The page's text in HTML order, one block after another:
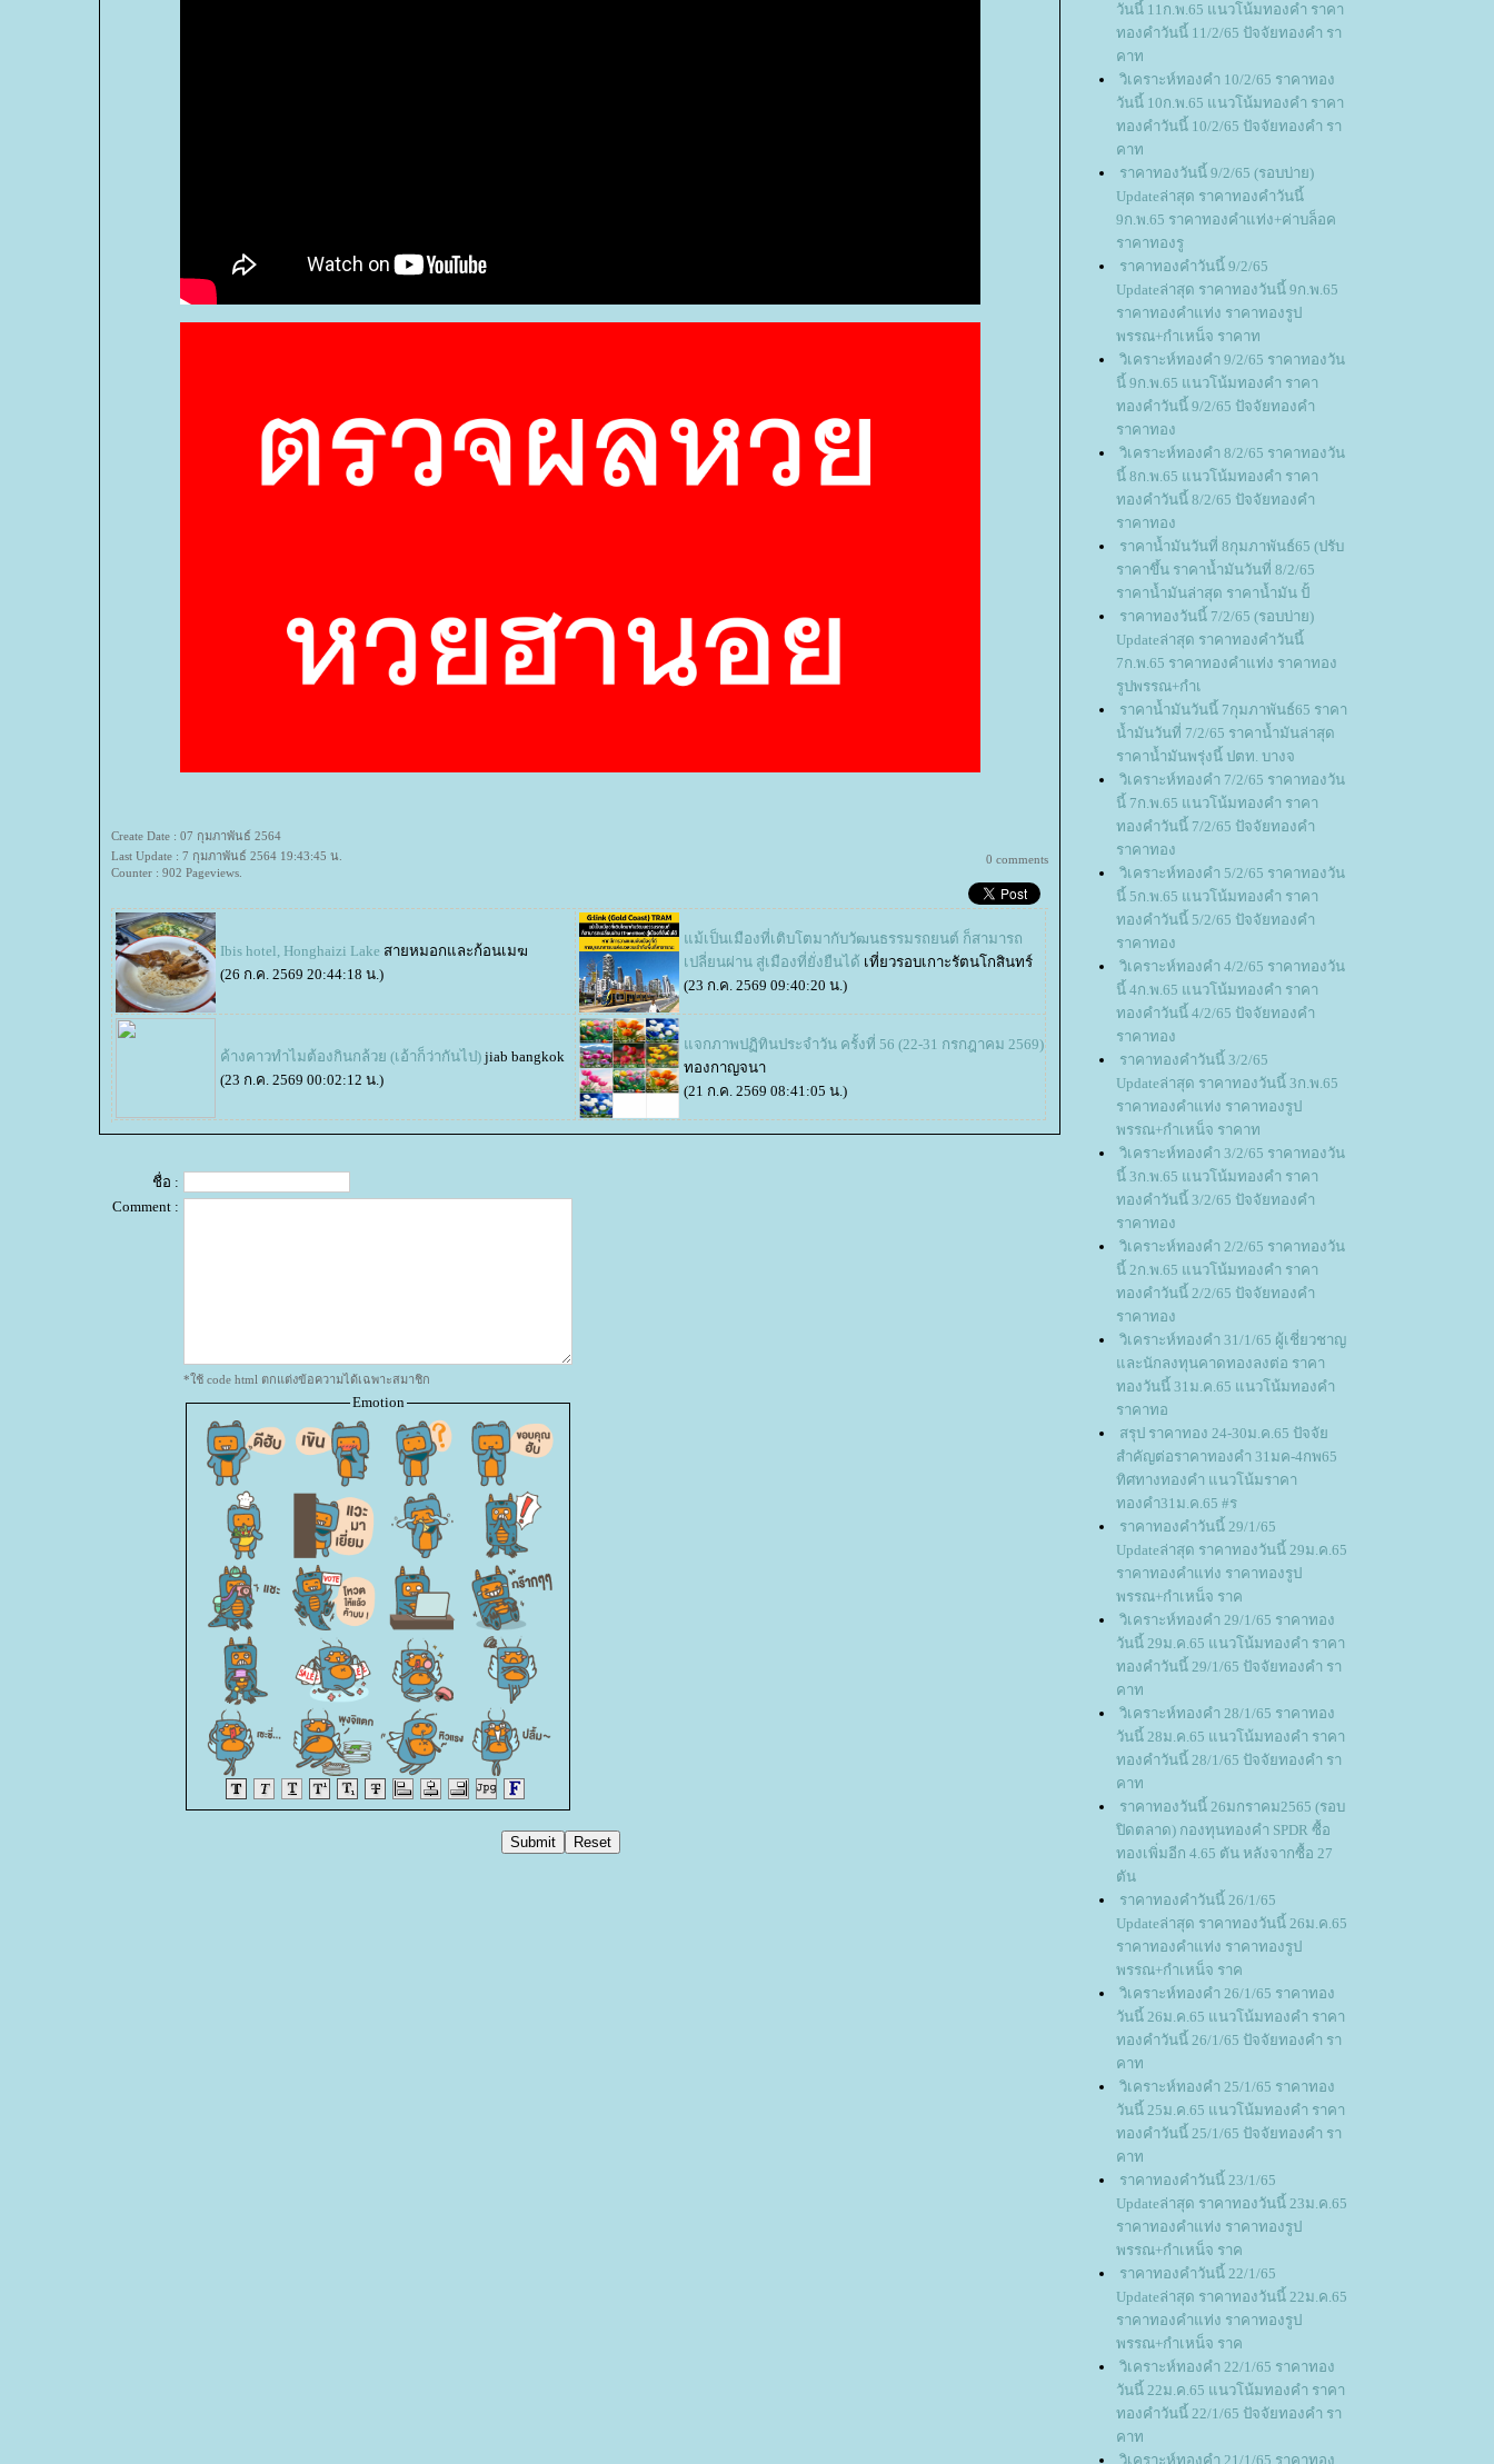
Create Date : 07 กุมภาพันธ์ 2564
Last Update : 7 กุมภาพันธ์ 2564 19:43:45 น.
Counter : 902 Pageviews.
0 comments
Ibis hotel, Honghaizi Lake สายหมอกและก้อนเมฆ
(26 ก.ค. 2569 20:44:18 น.)
ม้เป็นเมืองที่เติบโตมากับวัฒนธรรมรถยนต์ ก็สามารถ
เปลี่ยนผ่าน สู่เมืองที่ยั่งยืนได้ เที่ยวรอบเกาะรัตนโกสินทร์
(23 ก.ค. 2569 09:40:20 น.)
ค้างคาวทำไมต้องกินกล้วย (เอ้าก็ว่ากันไป) jiab bangkok
(23 ก.ค. 2569 00:02:12 น.)
จกภาพปฏิทินประจำวัน ครั้งที่ 56 (22-31 กรกฎาคม 2569)
ทองกาญจนา
(21 ก.ค. 2569 08:41:05 น.)
ชื่อ :
Comment :
*ใช้ code html ตกแต่งข้อความได้เฉพาะสมาชิก
Emotion
วันนี้ 11ก.พ.65 แนวโน้มทองคำ ราคา
ทองคำวันนี้ 11/2/65 ปัจจัยทองคำ รา
คาท
วิเคราะห์ทองคำ 10/2/65 ราคาทอง
วันนี้ 10ก.พ.65 แนวโน้มทองคำ ราคา
ทองคำวันนี้ 10/2/65 ปัจจัยทองคำ รา
คาท
ราคาทองวันนี้ 9/2/65 (รอบบ่าย)
Updateล่าสุด ราคาทองคำวันนี้
9ก.พ.65 ราคาทองคำแท่ง+ค่าบล็อค
ราคาทองรู
ราคาทองคำวันนี้ 9/2/65
Updateล่าสุด ราคาทองวันนี้ 9ก.พ.65
ราคาทองคำแท่ง ราคาทองรูป
พรรณ+กำเหน็จ ราคาท
วิเคราะห์ทองคำ 9/2/65 ราคาทองวัน
นี้ 9ก.พ.65 แนวโน้มทองคำ ราคา
ทองคำวันนี้ 9/2/65 ปัจจัยทองคำ
ราคาทอง
วิเคราะห์ทองคำ 8/2/65 ราคาทองวัน
นี้ 8ก.พ.65 แนวโน้มทองคำ ราคา
ทองคำวันนี้ 8/2/65 ปัจจัยทองคำ
ราคาทอง
ราคาน้ำมันวันที่ 8กุมภาพันธ์65 (ปรับ
ราคาขึ้น ราคาน้ำมันวันที่ 8/2/65
ราคาน้ำมันล่าสุด ราคาน้ำมัน ปั้
ราคาทองวันนี้ 7/2/65 (รอบบ่าย)
Updateล่าสุด ราคาทองคำวันนี้
7ก.พ.65 ราคาทองคำแท่ง ราคาทอง
รูปพรรณ+กำเ
ราคาน้ำมันวันนี้ 7กุมภาพันธ์65 ราคา
น้ำมันวันที่ 7/2/65 ราคาน้ำมันล่าสุด
ราคาน้ำมันพรุ่งนี้ ปตท. บางจ
วิเคราะห์ทองคำ 7/2/65 ราคาทองวัน
นี้ 7ก.พ.65 แนวโน้มทองคำ ราคา
ทองคำวันนี้ 7/2/65 ปัจจัยทองคำ
ราคาทอง
วิเคราะห์ทองคำ 5/2/65 ราคาทองวัน
นี้ 5ก.พ.65 แนวโน้มทองคำ ราคา
ทองคำวันนี้ 5/2/65 ปัจจัยทองคำ
ราคาทอง
วิเคราะห์ทองคำ 4/2/65 ราคาทองวัน
นี้ 4ก.พ.65 แนวโน้มทองคำ ราคา
ทองคำวันนี้ 4/2/65 ปัจจัยทองคำ
ราคาทอง
ราคาทองคำวันนี้ 3/2/65
Updateล่าสุด ราคาทองวันนี้ 3ก.พ.65
ราคาทองคำแท่ง ราคาทองรูป
พรรณ+กำเหน็จ ราคาท
วิเคราะห์ทองคำ 3/2/65 ราคาทองวัน
นี้ 3ก.พ.65 แนวโน้มทองคำ ราคา
ทองคำวันนี้ 3/2/65 ปัจจัยทองคำ
ราคาทอง
วิเคราะห์ทองคำ 2/2/65 ราคาทองวัน
นี้ 2ก.พ.65 แนวโน้มทองคำ ราคา
ทองคำวันนี้ 2/2/65 ปัจจัยทองคำ
ราคาทอง
วิเคราะห์ทองคำ 31/1/65 ผู้เชี่ยวชาญ
ละนักลงทุนคาดทองลงต่อ ราคา
ทองวันนี้ 31ม.ค.65 แนวโน้มทองคำ
ราคาทอ
สรุป ราคาทอง 24-30ม.ค.65 ปัจจั
สำคัญต่อราคาทองคำ 31มค-4กพ65
ทิศทางทองคำ แนวโน้มราคา
ทองคำ31ม.ค.65 #ร
ราคาทองคำวันนี้ 29/1/65
Updateล่าสุด ราคาทองวันนี้ 29ม.ค.65
ราคาทองคำแท่ง ราคาทองรูป
พรรณ+กำเหน็จ ราค
วิเคราะห์ทองคำ 29/1/65 ราคาทอง
วันนี้ 29ม.ค.65 แนวโน้มทองคำ ราคา
ทองคำวันนี้ 29/1/65 ปัจจัยทองคำ รา
คาท
วิเคราะห์ทองคำ 28/1/65 ราคาทอง
วันนี้ 28ม.ค.65 แนวโน้มทองคำ ราคา
ทองคำวันนี้ 28/1/65 ปัจจัยทองคำ รา
คาท
ราคาทองวันนี้ 26มกราคม2565 (รอบ
ปิดตลาด) กองทุนทองคำ SPDR ซื้อ
ทองเพิ่มอีก 4.65 ตัน หลังจากซื้อ 27
ตัน
ราคาทองคำวันนี้ 26/1/65
Updateล่าสุด ราคาทองวันนี้ 26ม.ค.65
ราคาทองคำแท่ง ราคาทองรูป
พรรณ+กำเหน็จ ราค
วิเคราะห์ทองคำ 26/1/65 ราคาทอง
วันนี้ 26ม.ค.65 แนวโน้มทองคำ ราคา
ทองคำวันนี้ 26/1/65 ปัจจัยทองคำ รา
คาท
วิเคราะห์ทองคำ 25/1/65 ราคาทอง
วันนี้ 25ม.ค.65 แนวโน้มทองคำ ราคา
ทองคำวันนี้ 25/1/65 ปัจจัยทองคำ รา
คาท
ราคาทองคำวันนี้ 23/1/65
Updateล่าสุด ราคาทองวันนี้ 23ม.ค.65
ราคาทองคำแท่ง ราคาทองรูป
พรรณ+กำเหน็จ ราค
ราคาทองคำวันนี้ 22/1/65
Updateล่าสุด ราคาทองวันนี้ 22ม.ค.65
ราคาทองคำแท่ง ราคาทองรูป
พรรณ+กำเหน็จ ราค
วิเคราะห์ทองคำ 22/1/65 ราคาทอง
วันนี้ 22ม.ค.65 แนวโน้มทองคำ ราคา
ทองคำวันนี้ 22/1/65 ปัจจัยทองคำ รา
คาท
วิเคราะห์ทองคำ 21/1/65 ราคาทอง